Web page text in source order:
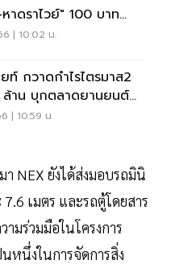
าดราไวย์" 100 บาท
| 10:02 น.
ท์ กวาดกำไรไตรมาส2
ล้าน บุกตลาดยานยนต์
| 10:59 น.
NEX ยังได้ส่งมอบรถมินิ
เมตร และรถตู้โดยสาร
มร่วมมือในโครงการ
หนึ่งในการจัดการสิ่ง